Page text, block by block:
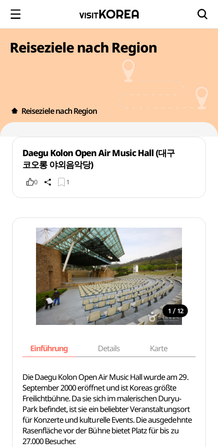
Reiseziele nach Region
Reiseziele nach Region
Daegu Kolon Open Air Music Hall (대구
코오롱 야외음악당)
0 1
1 / 12
Einführung Details Karte
Die Daegu Kolon Open Air Music Hall wurde am 29.
September 2000 eröffnet und ist Koreas größte
Freilichtbühne. Da sie sich im malerischen Duryu-
Park befindet, ist sie ein beliebter Veranstaltungsort
für Konzerte und kulturelle Events. Die ausgedehnte
Rasenfläche vor der Bühne bietet Platz für bis zu
27.000 Besucher.